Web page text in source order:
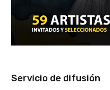
Servicio de difusión